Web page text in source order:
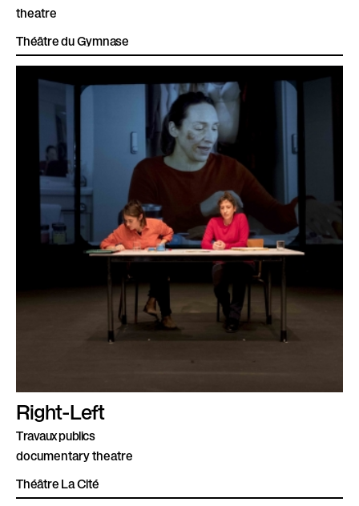
theatre
Théâtre du Gymnase
Right-Left
Travaux publics
documentary theatre
Théâtre La Cité